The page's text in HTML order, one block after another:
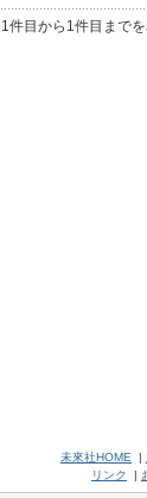
1件目から1件目までを
未來社HOME |
リンク
|